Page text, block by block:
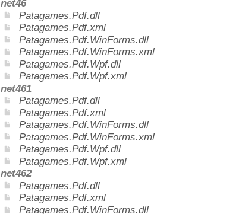
net46
Patagames.Pdf.dll
Patagames.Pdf.xml
Patagames.Pdf.WinForms.dll
Patagames.Pdf.WinForms.xml
Patagames.Pdf.Wpf.dll
Patagames.Pdf.Wpf.xml
net461
Patagames.Pdf.dll
Patagames.Pdf.xml
Patagames.Pdf.WinForms.dll
Patagames.Pdf.WinForms.xml
Patagames.Pdf.Wpf.dll
Patagames.Pdf.Wpf.xml
net462
Patagames.Pdf.dll
Patagames.Pdf.xml
Patagames.Pdf.WinForms.dll